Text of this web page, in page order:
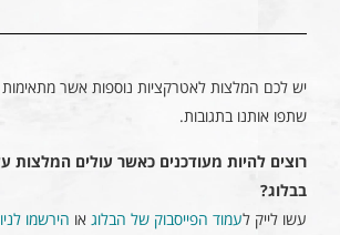
יש לכם המלצות לאטרקציות נוספות אשר
שתפו אותנו בתגובות.
רוצים להיות מעודכנים כאשר עולים המלצות
בבלוג?
עשו לייק לעמוד הפייסבוק של הבלוג או הירשמו